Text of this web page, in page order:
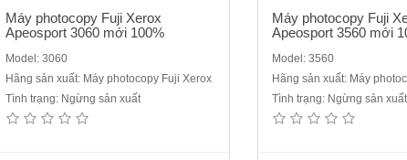
Máy photocopy Fuji Xerox
Apeosport 3060 mới 100%
Model: 3060
Hãng sản xuất: Máy photocopy Fuji Xerox
Tình trạng: Ngừng sản xuất
Máy photocopy Fuji
Apeosport 3560 mới
Model: 3560
Hãng sản xuất: Máy
Tình trạng: Ngừng sản xuất
Máy photocopy Fuji Xerox Apeosport
5570 - Hàng chính hãng mới 100%Chức
năng Copy :-Tốc độ copy liên tục : 55
Máy FujiFilm Apeos 2150
( SP bán chạy)Sản phẩm
chạy êm, thiết kế đẹp